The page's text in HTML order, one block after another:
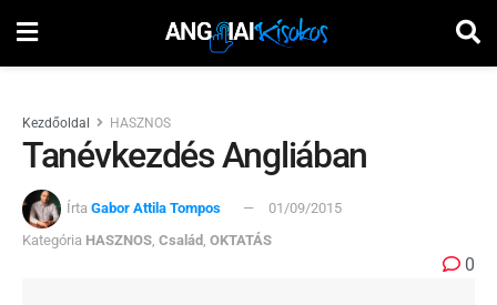
Kezdőoldal HASZNOS
Tanévkezdés Angliában
Írta Gabor Attila Tompos
01/09/2015
Kategória HASZNOS Család OKTATÁS
0